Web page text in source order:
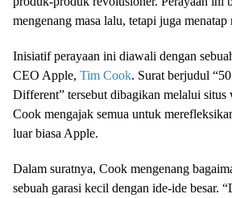
mengenang masa lalu, tetapi juga menatap
Inisiatif perayaan ini diawali dengan
CEO Apple, Tim Cook. Surat berjudul
Different” tersebut dibagikan melalui situs
Cook mengajak semua untuk
luar biasa Apple.
Dalam suratnya, Cook mengenang
sebuah garasi kecil dengan ide-ide besar.